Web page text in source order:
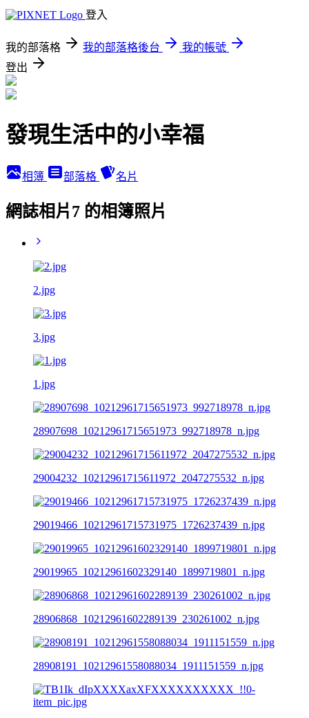
登入
我的部落格 我的部落格後台
我的帳號
登出
發現生活中的小幸福
相簿 部落格 名片
網誌相片7 的相簿照片
2.jpg
3.jpg
1.jpg
28907698_10212961715651973_992718978_n.jpg
29004232_10212961715611972_2047275532_n.jpg
29019466_10212961715731975_1726237439_n.jpg
29019965_10212961602329140_1899719801_n.jpg
28906868_10212961602289139_230261002_n.jpg
28908191_10212961558088034_1911151559_n.jpg